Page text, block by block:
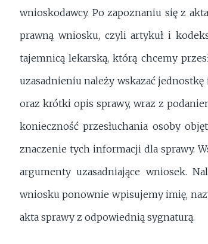
wnioskodawcy. Po zapoznaniu się z
prawną wniosku, czyli artykuł i
tajemnicą lekarską, którą chcemy
uzasadnieniu należy wskazać
oraz krótki opis sprawy, wraz z
konieczność przesłuchania osoby
znaczenie tych informacji dla sprawy.
argumenty uzasadniające wniosek.
wniosku ponownie wpisujemy imię,
akta sprawy z odpowiednią sygnaturą.